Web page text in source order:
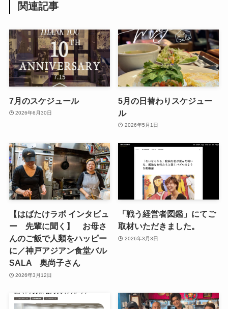
関連記事
7月のスケジュール
2026年6月30日
5月の日替わりスケジュー
ル
2026年5月1日
【はばたけラボ インタビュ
ー 先輩に聞く】 お母さ
んのご飯で人類をハッピー
に／神戸アジアン食堂バル
SALA 奥尚子さん
2026年3月12日
「戦う経営者図鑑」にてご
取材いただきました。
2026年3月3日